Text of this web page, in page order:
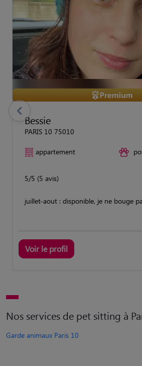
Bessie
PARIS 10 75010
appartement
5/5 (5 avis)
juillet-aout : disponible, je ne bouge
Voir le profil
previous
Nos services de pet sitting à
Garde animaux Paris 10